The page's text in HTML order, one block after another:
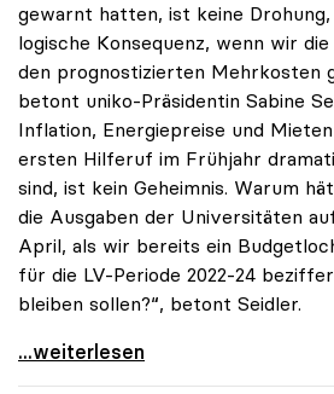
gewarnt hatten, ist keine Drohung,
logische Konsequenz, wenn wir
den prognostizierten Mehrkosten
betont uniko-Präsidentin Sabine
Inflation, Energiepreise und
ersten Hilferuf im Frühjahr
sind, ist kein Geheimnis. Warum
die Ausgaben der Universitäten
April, als wir bereits ein
für die LV-Periode 2022-24
bleiben sollen?“, betont Seidler.
Universitäten fordern Krisengipfel
...weiterlesen